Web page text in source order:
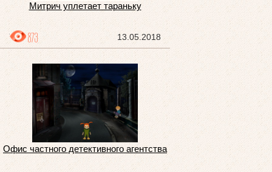
Митрич уплетает тараньку
13.05.2018
873
Офис частного детективного агентства